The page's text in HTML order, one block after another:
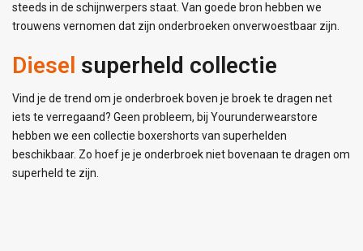
steeds in de schijnwerpers staat. Van goede bron hebben we
trouwens vernomen dat zijn onderbroeken onverwoestbaar zijn.
Diesel superheld collectie
Vind je de trend om je onderbroek boven je broek te dragen net
iets te verregaand? Geen probleem, bij Yourunderwearstore
hebben we een collectie boxershorts van superhelden
beschikbaar. Zo hoef je je onderbroek niet bovenaan te dragen om
superheld te zijn.